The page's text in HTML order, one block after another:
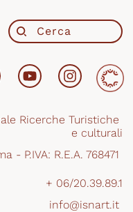
Ricerche Turistiche
e culturali
- P.IVA: R.E.A. 768471
+ 06/20.39.89.1
info@isnart.it